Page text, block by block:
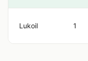
Lukoil 1